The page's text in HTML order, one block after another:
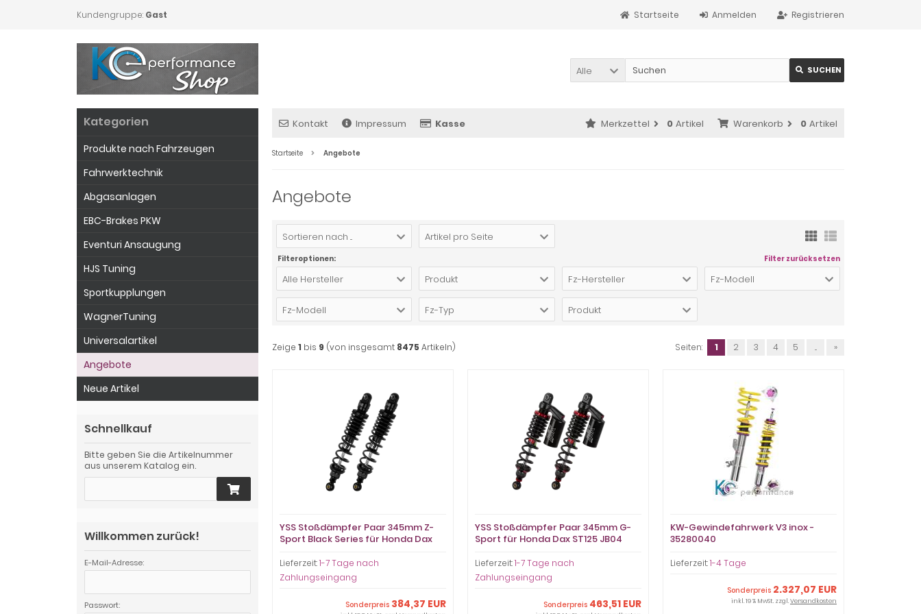
Kundengruppe: Gast Registrieren
Anmelden
Startseite
Alle SUCHEN
Kontakt Impressum Kasse Warenkorb 0 Artikel
Merkzettel 0 Artikel
Startseite Angebote
Angebote
Sortieren nach ... Artikel pro Seite
Filteroptionen: Filter zurücksetzen
Alle Hersteller Produkt Fz-Hersteller Fz-Modell
Fz-Modell Fz-Typ Produkt
Zeige 1 bis 9 (von insgesamt 8475 Artikeln) Seiten: 1 2 3 4 5 ... »
YSS Stoßdämpfer Paar 345mm Z-
Sport Black Series für Honda Dax
Lieferzeit:1-7 Tage nach
Zahlungseingang
Sonderpreis 384,37 EUR
YSS Stoßdämpfer Paar 345mm G-
Sport für Honda Dax ST125 JB04
Lieferzeit:1-7 Tage nach
Zahlungseingang
Sonderpreis 463,51 EUR
KW-Gewindefahrwerk V3 inox -
35280040
Lieferzeit:1-4 Tage
Sonderpreis 2.327,07 EUR
inkl. 19 % MwSt. zzgl.Versandkosten
Kategorien
Produkte nach Fahrzeugen
Fahrwerktechnik
Abgasanlagen
EBC-Brakes PKW
Eventuri Ansaugung
HJS Tuning
Sportkupplungen
WagnerTuning
Universalartikel
Angebote
Neue Artikel
Schnellkauf
Bitte geben Sie die Artikelnummer
aus unserem Katalog ein.
Willkommen zurück!
E-Mail-Adresse:
Passwort: